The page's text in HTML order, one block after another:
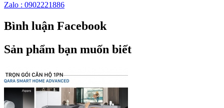
Zalo : 0902221886
Bình luận Facebook
Sản phẩm bạn muốn biết